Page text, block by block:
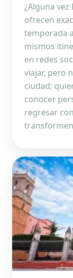
¿Alguna
ofrecen
temporada
mismos
en redes
viajar, pero
ciudad;
conocer
regresar